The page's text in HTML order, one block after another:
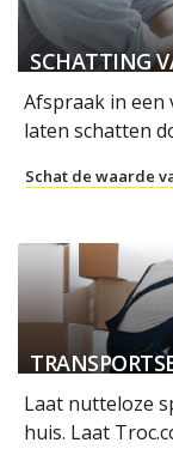
SCHATTING
Afspraak in een
laten schatten
Schat de waarde
Laat nutteloze
huis. Laat